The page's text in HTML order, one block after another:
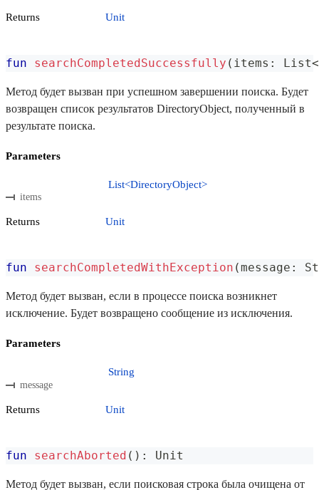
Returns Unit
fun searchCompletedSuccessfully ( items : List<
Метод будет вызван при успешном завершении поиска. Будет
возвращен список результатов DirectoryObject, полученный в
результате поиска.
Parameters
items
List<DirectoryObject>
Returns Unit
fun searchCompletedWithException (message :
Метод будет вызван, если в процессе поиска возникнет
исключение. Будет возвращено сообщение из исключения.
Parameters
message
String
Returns Unit
fun searchAborted ( ) : Unit
Метод будет вызван, если поисковая строка была очищена от